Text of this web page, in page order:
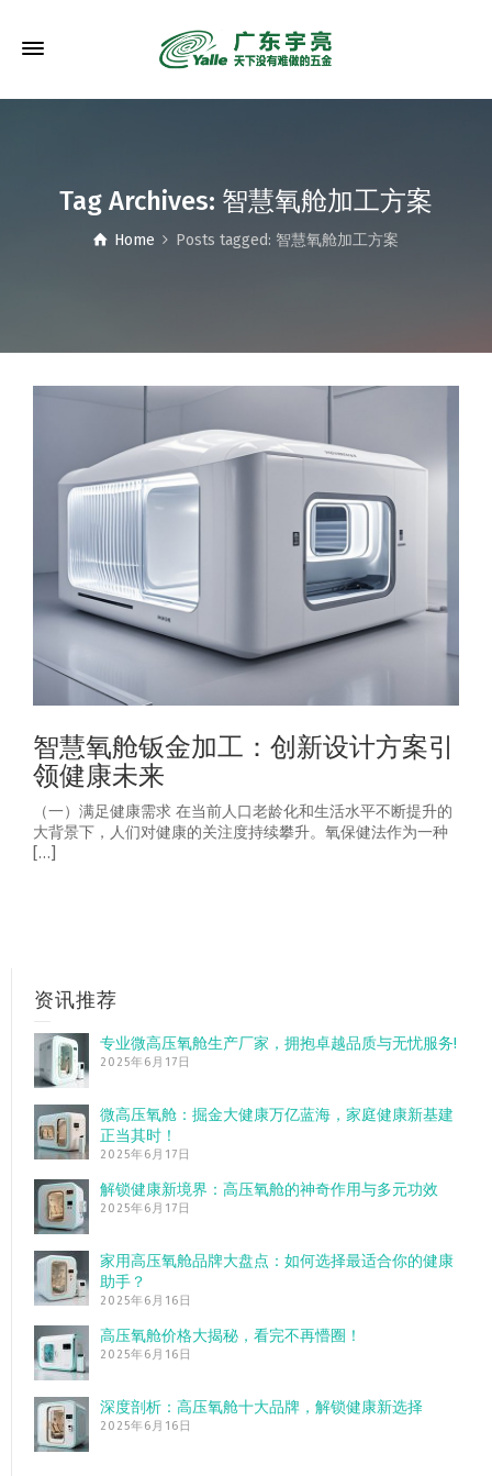
Tag Archives: 智慧氧舱加工方案
Home Posts tagged: 智慧氧舱加工方案
智慧氧舱钣金加工：创新设计方案引
领健康未来
（一）满足健康需求 在当前人口老龄化和生活水平不断提升的
大背景下，人们对健康的关注度持续攀升。氧保健法作为一种
[…]
资讯推荐
专业微高压氧舱生产厂家，拥抱卓越品质与无忧服务!
2025年6月17日
微高压氧舱：掘金大健康万亿蓝海，家庭健康新基建
正当其时！
2025年6月17日
解锁健康新境界：高压氧舱的神奇作用与多元功效
2025年6月17日
家用高压氧舱品牌大盘点：如何选择最适合你的健康
助手？
2025年6月16日
高压氧舱价格大揭秘，看完不再懵圈！
2025年6月16日
深度剖析：高压氧舱十大品牌，解锁健康新选择
2025年6月16日